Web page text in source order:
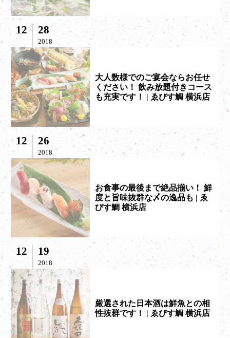
12 28
2018
大人数様でのご宴会ならお任せ
ください！ 飲み放題付きコース
も充実です！ | ゑびす鯛 横浜店
12 26
2018
お食事の最後まで絶品揃い！ 鮮
度と旨味抜群な〆の逸品も | ゑ
びす鯛 横浜店
12 19
2018
厳選された日本酒は鮮魚との相
性抜群です！ | ゑびす鯛 横浜店